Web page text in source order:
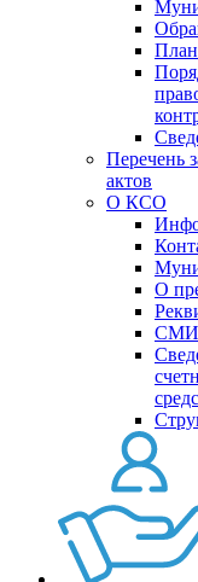
Перечень
актов
О КСО
О
СМИ